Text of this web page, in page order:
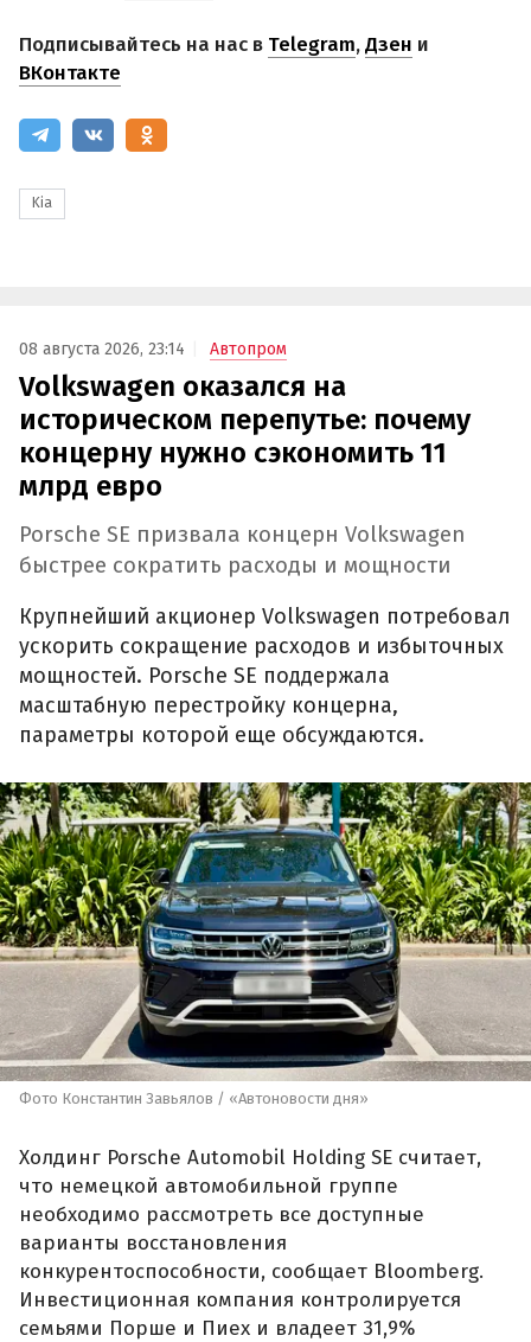
Подписывайтесь на нас в Telegram,Дзен и
ВКонтакте
Kia
08 августа 2026, 23:14 Автопром
Volkswagen оказался на
историческом перепутье: почему
концерну нужно сэкономить 11
млрд евро
Porsche SE призвала концерн Volkswagen
быстрее сократить расходы и мощности
Крупнейший акционер Volkswagen потребовал
ускорить сокращение расходов и избыточных
мощностей. Porsche SE поддержала
масштабную перестройку концерна,
параметры которой еще обсуждаются.
Фото Константин Завьялов / «Автоновости дня»
Холдинг Porsche Automobil Holding SE считает,
что немецкой автомобильной группе
необходимо рассмотреть все доступные
варианты восстановления
конкурентоспособности, сообщает Bloomberg.
Инвестиционная компания контролируется
семьями Порше и Пиех и владеет 31,9%